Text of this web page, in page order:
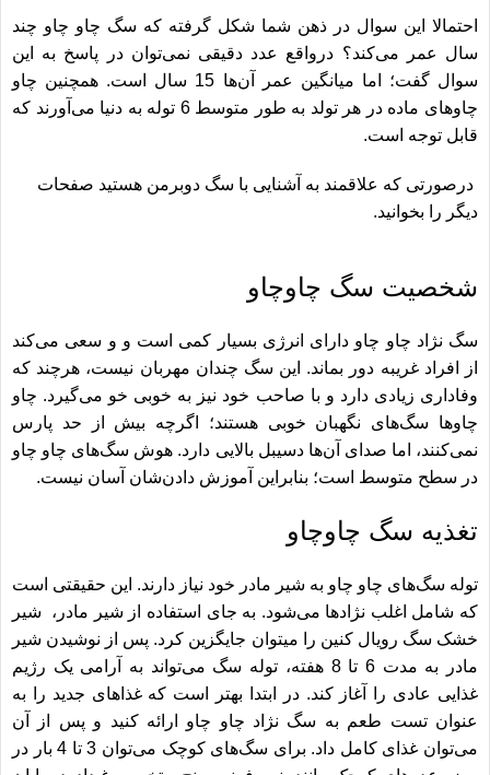
احتمالا این سوال در ذهن شما شکل گرفته که سگ چاو چاو چند
سال عمر می‌کند؟ درواقع عدد دقیقی نمی‌توان در پاسخ به این
سوال گفت؛ اما میانگین عمر آن‌ها 15 سال است. همچنین چاو
چاوهای ماده در هر تولد به طور متوسط ​​6 توله به دنیا می‎‌آورند که
قابل توجه است.
درصورتی که علاقمند به آشنایی با سگ دوبرمن هستید صفحات
دیگر را بخوانید.
شخصیت سگ چاوچاو
سگ نژاد چاو چاو دارای انرژی بسیار کمی است و و سعی می‌کند
از افراد غریبه دور بماند. این سگ چندان مهربان نیست، هرچند که
وفاداری زیادی دارد و با صاحب خود نیز به خوبی خو می‌گیرد. چاو
چاوها سگ‌های نگهبان خوبی هستند؛ اگرچه بیش از حد پارس
نمی‎‌کنند، اما صدای آن‌ها دسیبل بالایی دارد. هوش سگ‌های چاو چاو
در سطح متوسط ​​است؛ بنابراین آموزش دادن‌شان آسان نیست.
تغذیه سگ چاوچاو
توله سگ‌های چاو چاو به شیر مادر خود نیاز دارند. این حقیقتی است
که شامل اغلب نژادها می‌‎شود. به جای استفاده از شیر مادر،
شیر
خشک سگ رویال کنین را میتوان جایگزین کرد. پس از نوشیدن شیر
مادر به مدت 6 تا 8 هفته، توله سگ می‌تواند به آرامی یک رژیم
غذایی عادی را آغاز کند. در ابتدا بهتر است که غذاهای جدید را به
عنوان تست طعم به سگ نژاد چاو چاو ارائه کنید و پس از آن
می‎‌توان غذای کامل داد. برای سگ‌‎های کوچک می‌‎توان 3 تا 4 بار در